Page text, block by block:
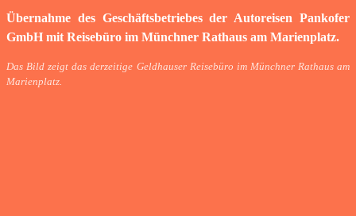
Übernahme des Geschäftsbetriebes der Autoreisen Pankofer
GmbH mit Reisebüro im Münchner Rathaus am Marienplatz.
Das Bild zeigt das derzeitige Geldhauser Reisebüro im Münchner Rathaus am
Marienplatz.